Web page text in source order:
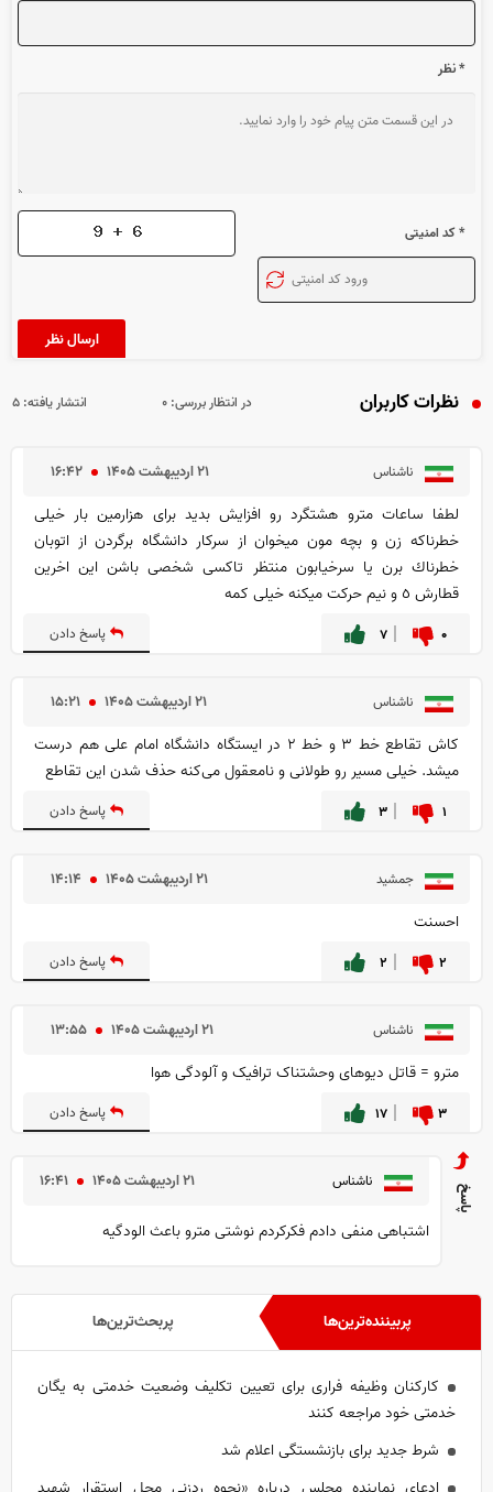
* نظر
* کد امنیتی
نظرات کاربران انتشار یافته: ۵ در انتظار بررسی: ۰
ناشناس ۱۶:۴۲ ۲۱ ارديبهشت ۱۴۰۵
لطفا ساعات مترو هشتگرد رو افزايش بديد براى هزارمين بار خيلى
خطرناكه زن و بچه مون ميخوان از سركار دانشگاه برگردن از اتوبان
خطرناك برن يا سرخيابون منتظر تاكسى شخصى باشن اين اخرين
قطارش ٥ و نيم حركت ميكنه خيلى كمه
۰ ۷ پاسخ دادن
ناشناس ۱۵:۲۱ ۲۱ ارديبهشت ۱۴۰۵
کاش تقاطع خط ۳ و خط ۲ در ایستگاه دانشگاه امام علی هم درست
میشد. خیلی مسیر رو طولانی و نامعقول می‌کنه حذف شدن این تقاطع
۱ ۳ پاسخ دادن
جمشید ۱۴:۱۴ ۲۱ ارديبهشت ۱۴۰۵
احسنت
۲ ۲ پاسخ دادن
ناشناس ۱۳:۵۵ ۲۱ ارديبهشت ۱۴۰۵
مترو = قاتل دیوهای وحشتناک ترافیک و آلودگی هوا
۳ ۱۷ پاسخ دادن
ناشناس ۱۶:۴۱ ۲۱ ارديبهشت ۱۴۰۵
اشتباهى منفى دادم فكركردم نوشتى مترو باعث الودگيه
پربیننده‌ترین‌ها پربحث‌ترین‌ها
کارکنان وظیفه فراری برای تعیین تکلیف وضعیت خدمتی به یگان
خدمتی خود مراجعه کنند
شرط جدید برای بازنشستگی اعلام شد